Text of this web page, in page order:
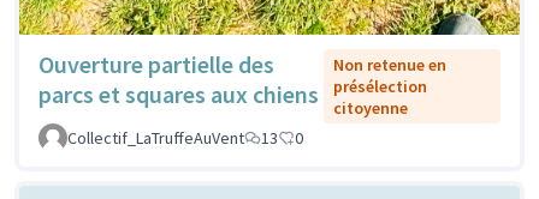
Ouverture partielle des
parcs et squares aux chiens
Non retenue en
présélection
citoyenne
Collectif_LaTruffeAuVent
13 0